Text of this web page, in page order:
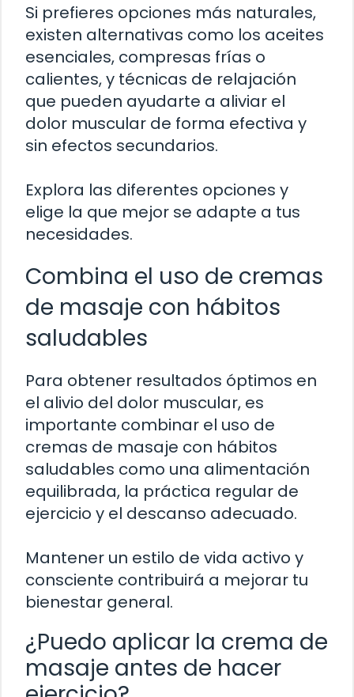
Si prefieres opciones más naturales,
existen alternativas como los aceites
esenciales, compresas frías o
calientes, y técnicas de relajación
que pueden ayudarte a aliviar el
dolor muscular de forma efectiva y
sin efectos secundarios.
Explora las diferentes opciones y
elige la que mejor se adapte a tus
necesidades.
Combina el uso de cremas
de masaje con hábitos
saludables
Para obtener resultados óptimos en
el alivio del dolor muscular, es
importante combinar el uso de
cremas de masaje con hábitos
saludables como una alimentación
equilibrada, la práctica regular de
ejercicio y el descanso adecuado.
Mantener un estilo de vida activo y
consciente contribuirá a mejorar tu
bienestar general.
¿Puedo aplicar la crema de
masaje antes de hacer